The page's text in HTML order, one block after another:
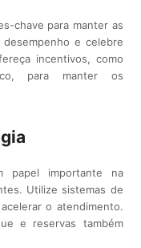
chave para manter as
e celebre
incentivos, como
para manter os
papel importante na
Utilize sistemas de
o atendimento.
e reservas também